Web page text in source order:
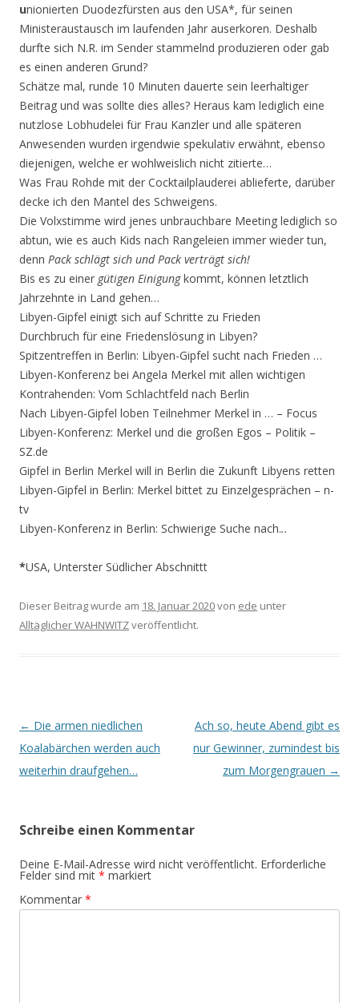
unionierten Duodezfürsten aus den USA*, für seinen
Ministeraustausch im laufenden Jahr auserkoren. Deshalb
durfte sich N.R. im Sender stammelnd produzieren oder gab
es einen anderen Grund?
Schätze mal, runde 10 Minuten dauerte sein leerhaltiger
Beitrag und was sollte dies alles? Heraus kam lediglich eine
nutzlose Lobhudelei für Frau Kanzler und alle späteren
Anwesenden wurden irgendwie spekulativ erwähnt, ebenso
diejenigen, welche er wohlweislich nicht zitierte…
Was Frau Rohde mit der Cocktailplauderei ablieferte, darüber
decke ich den Mantel des Schweigens.
Die Volxstimme wird jenes unbrauchbare Meeting lediglich so
abtun, wie es auch Kids nach Rangeleien immer wieder tun,
denn Pack schlägt sich und Pack verträgt sich!
Bis es zu einer gütigen Einigungkommt, können letztlich
Jahrzehnte in Land gehen…
Libyen-Gipfel einigt sich auf Schritte zu Frieden
Durchbruch für eine Friedenslösung in Libyen?
Spitzentreffen in Berlin: Libyen-Gipfel sucht nach Frieden …
Libyen-Konferenz bei Angela Merkel mit allen wichtigen
Kontrahenden: Vom Schlachtfeld nach Berlin
Nach Libyen-Gipfel loben Teilnehmer Merkel in … – Focus
Libyen-Konferenz: Merkel und die großen Egos – Politik –
SZ.de
Gipfel in Berlin Merkel will in Berlin die Zukunft Libyens retten
Libyen-Gipfel in Berlin: Merkel bittet zu Einzelgesprächen – n-
tv
Libyen-Konferenz in Berlin: Schwierige Suche nach...
*USA, Unterster Südlicher Abschnittt
Dieser Beitrag wurde am 18. Januar 2020von ede unter
Alltäglicher WAHNWITZveröffentlicht.
Beitrags-
Navigation
← Die armen niedlichen
Koalabärchen werden auch
weiterhin draufgehen…
Ach so, heute Abend gibt es
nur Gewinner, zumindest bis
zum Morgengrauen →
Schreibe einen Kommentar
Deine E-Mail-Adresse wird nicht veröffentlicht. Erforderliche
Felder sind mit * markiert
Kommentar *